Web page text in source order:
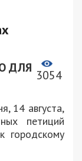
ДЛЯ 3054
14 августа,
петиций
городскому